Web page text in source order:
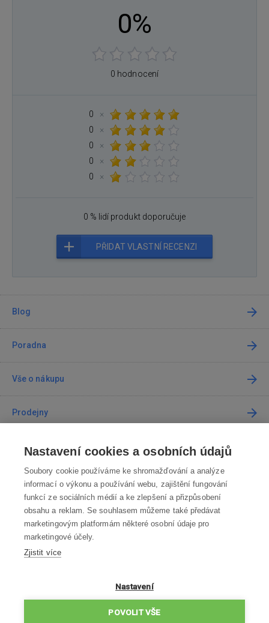
0%
0 hodnocení
0
×
0
×
0
×
0
×
0
×
0 % lidí produkt doporučuje
PŘIDAT VLASTNÍ RECENZI
Blog
Poradna
Vše o nákupu
Prodejny
Kontakt
Kontaktujte nás
info@robotworld.cz
220 770 770 Po-Pá 8:00—16:00
VŠECHNY KONTAKTY
ZÁSADY OCHRANY OSOBNÍCH ÚDAJŮ
Nastavení cookies a osobních údajů
Soubory cookie používáme ke shromažďování a analýze
informací o výkonu a používání webu, zajištění fungování
funkcí ze sociálních médií a ke zlepšení a přizpůsobení
obsahu a reklam. Se souhlasem můžeme také předávat
marketingovým platformám některé osobní údaje pro
marketingové účely.
Zjistit více
Nastavení
POVOLIT VŠE